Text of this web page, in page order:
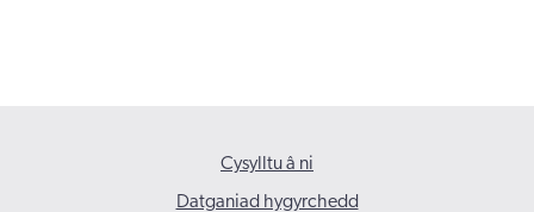
Cysylltu â ni
Datganiad hygyrchedd